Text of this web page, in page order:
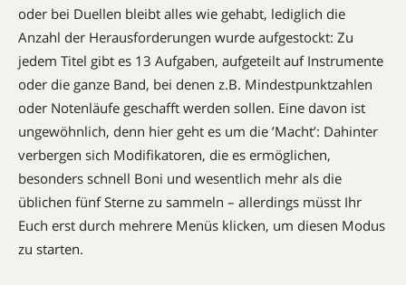
oder bei Duellen bleibt alles wie gehabt, lediglich die
Anzahl der Herausforderungen wurde aufgestockt: Zu
jedem Titel gibt es 13 Aufgaben, aufgeteilt auf Instrumente
oder die ganze Band, bei denen z.B. Mindestpunktzahlen
oder Notenläufe geschafft werden sollen. Eine davon ist
ungewöhnlich, denn hier geht es um die ’Macht’: Dahinter
verbergen sich Modifikatoren, die es ermöglichen,
besonders schnell Boni und wesentlich mehr als die
üblichen fünf Sterne zu sammeln – allerdings müsst Ihr
Euch erst durch mehrere Menüs klicken, um diesen Modus
zu starten.